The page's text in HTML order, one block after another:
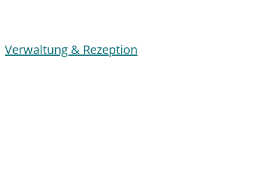
Verwaltung & Rezeption